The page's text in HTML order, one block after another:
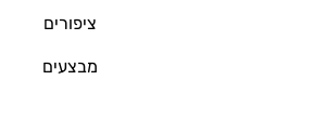
ציפורים
מבצעים